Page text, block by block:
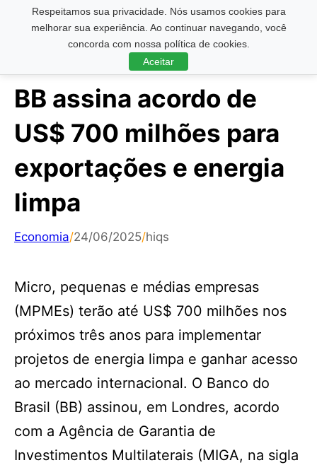
Respeitamos sua privacidade. Nós usamos cookies para
melhorar sua experiência. Ao continuar navegando, você
concorda com nossa política de cookies.
Aceitar
Pesquisar ...
BB assina acordo de
US$ 700 milhões para
exportações e energia
limpa
Economia/24/06/2025/hiqs
Micro, pequenas e médias empresas
(MPMEs) terão até US$ 700 milhões nos
próximos três anos para implementar
projetos de energia limpa e ganhar acesso
ao mercado internacional. O Banco do
Brasil (BB) assinou, em Londres, acordo
com a Agência de Garantia de
Investimentos Multilaterais (MIGA, na sigla